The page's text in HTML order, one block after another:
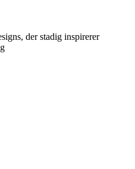
der stadig inspirerer